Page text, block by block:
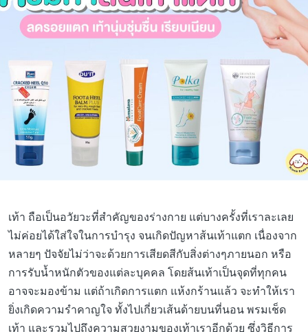
เท้า ถือเป็นอวัยวะที่สำคัญของร่างกาย แต่บางครั้งที่เราละเลย
ไม่ค่อยได้ใส่ใจในการบำรุง จนเกิดปัญหาส้นเท้าแตก เนื่องจาก
หลายๆ ปัจจัยไม่ว่าจะด้วยการเสียดสีกับสิ่งต่างๆภายนอก หรือ
การรับน้ำหนักตัวของแต่ละบุคคล โดยส้นเท้าเป็นจุดที่ทุกคน
อาจจะมองข้าม แต่ถ้าเกิดการแตก แห้งกร้านแล้ว จะทำให้เรา
ยิ่งเกิดความรำคาญใจ ทั้งไปเกี่ยวเส้นด้ายบนที่นอน พรมเช็ด
เท้า และรวมไปถึงความสวยงามของเท้าเราอีกด้วย ซึ่งวิธีการ